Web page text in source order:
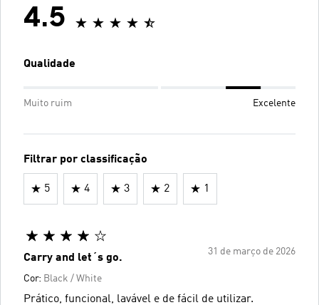
4.5
Qualidade
Muito ruim Excelente
Filtrar por classificação
5 4 3 2 1
31 de março de 2026
Carry and let´s go.
Cor: Black / White
Prático, funcional, lavável e de fácil de utilizar.